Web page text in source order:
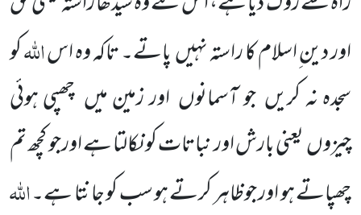
اور دین ِاسلام کا راستہنہیںپاتے۔ تاکہ وہ اساللہکو
سجدہ نہ کریں جو آسمانوں اور زمین میں چھپی ہوئی
چیزوںیعنی بارش اور نباتاتکو نکالتاہے اورجو کچھ تم
چھپاتے ہو اور جوظاہر کرتے ہو سب کو جانتا ہے۔اللہ